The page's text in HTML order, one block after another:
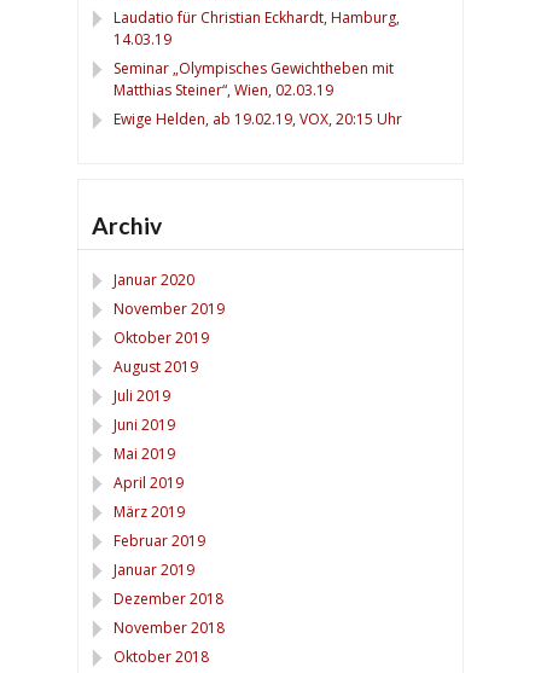
Laudatio für Christian Eckhardt, Hamburg,
14.03.19
Seminar „Olympisches Gewichtheben mit
Matthias Steiner“, Wien, 02.03.19
Ewige Helden, ab 19.02.19, VOX, 20:15 Uhr
Archiv
Januar 2020
November 2019
Oktober 2019
August 2019
Juli 2019
Juni 2019
Mai 2019
April 2019
März 2019
Februar 2019
Januar 2019
Dezember 2018
November 2018
Oktober 2018